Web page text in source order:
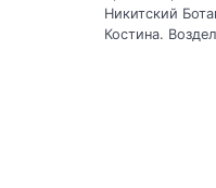
Никитский
Костина.